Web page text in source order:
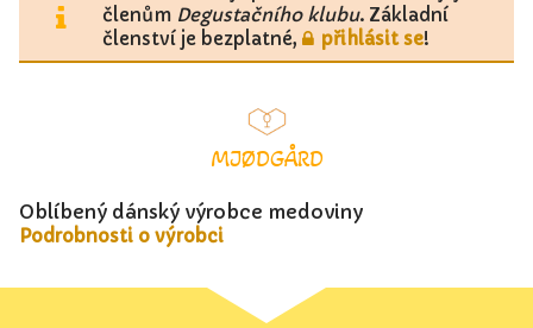
členům Degustačního klubu. Základní
členství je bezplatné,
přihlásit se!
MJØDGÅRD
Oblíbený dánský výrobce medoviny
Podrobnosti o výrobci